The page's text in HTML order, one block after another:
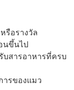
รือรางวัล
นขึ้นไป
บสารอาหารที่ครบ
ารของแมว